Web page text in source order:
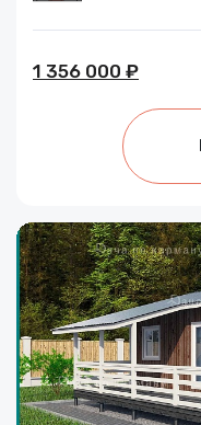
1 356 000 ₽